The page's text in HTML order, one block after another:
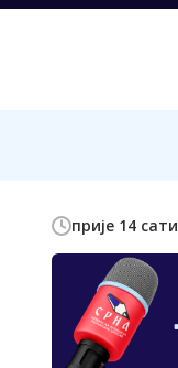
прије 14 сати